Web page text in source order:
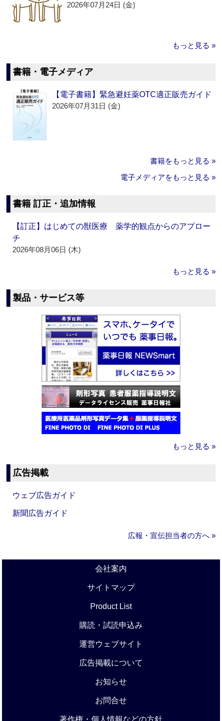
2026年07月24日 (金)
もっと見る »
書籍・電子メディア
【電子書籍】緊急避妊薬OTC適正販売ガイド
2026年07月31日 (金)
書籍をもっと見る »
電子メディアをもっと見る »
書籍 訂正・追加情報
【訂正】はじめての獣医療 薬学的観点からのアプロー
チ
2026年08月06日 (木)
もっと見る »
製品・サービス等
もっと見る »
広告掲載
ウェブ広告ガイド
新聞広告ガイド
広報・宣伝担当者の方へ »
会社案内
サイトマップ
Product List
購読・試読申込み
運営ウェブサイト
広告掲載について
お知らせ
お問合せ